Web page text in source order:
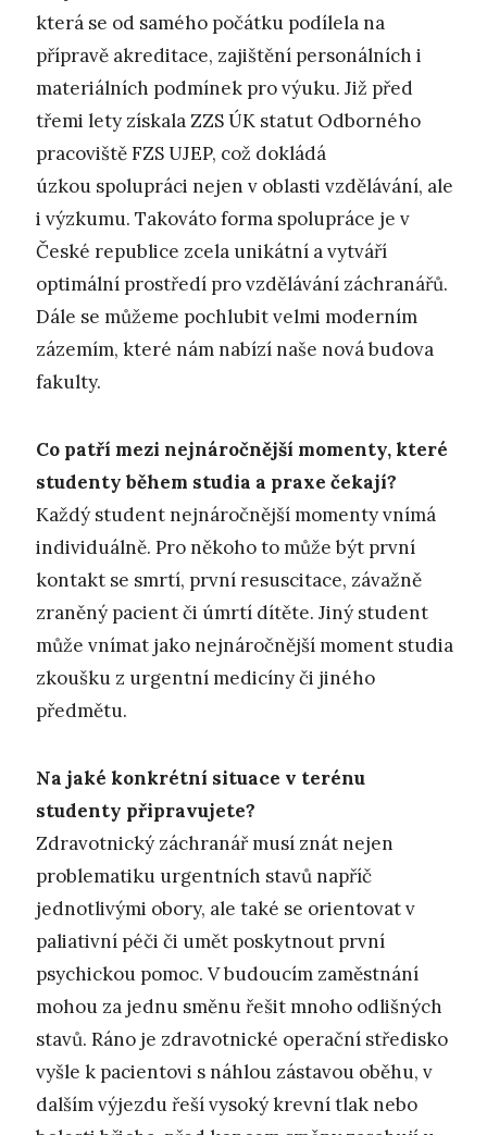
která se od samého počátku podílela na
přípravě akreditace, zajištění personálních i
materiálních podmínek pro výuku. Již před
třemi lety získala ZZS ÚK statut Odborného
pracoviště FZS UJEP, což dokládá
úzkou spolupráci nejen v oblasti vzdělávání, ale
i výzkumu. Takováto forma spolupráce je v
České republice zcela unikátní a vytváří
optimální prostředí pro vzdělávání záchranářů.
Dále se můžeme pochlubit velmi moderním
zázemím, které nám nabízí naše nová budova
fakulty.
Co patří mezi nejnáročnější momenty, které
studenty během studia a praxe čekají?
Každý student nejnáročnější momenty vnímá
individuálně. Pro někoho to může být první
kontakt se smrtí, první resuscitace, závažně
zraněný pacient či úmrtí dítěte. Jiný student
může vnímat jako nejnáročnější moment studia
zkoušku z urgentní medicíny či jiného
předmětu.
Na jaké konkrétní situace v terénu
studenty připravujete?
Zdravotnický záchranář musí znát nejen
problematiku urgentních stavů napříč
jednotlivými obory, ale také se orientovat v
paliativní péči či umět poskytnout první
psychickou pomoc. V budoucím zaměstnání
mohou za jednu směnu řešit mnoho odlišných
stavů. Ráno je zdravotnické operační středisko
vyšle k pacientovi s náhlou zástavou oběhu, v
dalším výjezdu řeší vysoký krevní tlak nebo